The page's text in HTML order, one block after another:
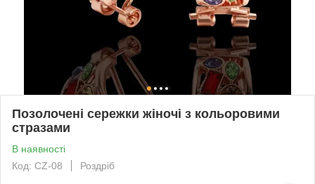
Позолочені сережки жіночі з кольоровими
стразами
В наявності
Код: CZ-08
Роздріб